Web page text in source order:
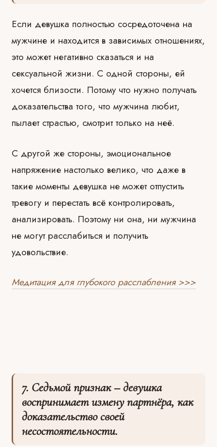
Если девушка полностью сосредоточена на
мужчине и находится в зависимых отношениях,
это может негативно сказаться и на
сексуальной жизни. С одной стороны, ей
хочется близости. Потому что нужно получать
доказательства того, что мужчина любит,
пылает страстью, смотрит только на неё.
С другой же стороны, эмоциональное
напряжение настолько велико, что даже в
такие моменты девушка не может отпустить
тревогу и перестать всё контролировать,
анализировать. Поэтому ни она, ни мужчина
не могут расслабиться и получить
удовольствие.
Медитация для глубокого расслабления >>>
7. Седьмой признак – девушка
воспринимает измену партнёра, как
доказательство своей
несостоятельности.